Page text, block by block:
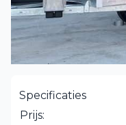
Specificaties
Prijs: